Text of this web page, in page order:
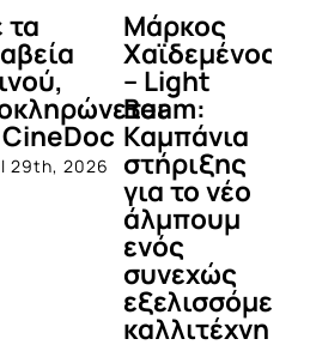
29th, 2026
Μάρκος
Χαϊδεμένος
– Light
Beam:
Καμπάνια
στήριξης
για το νέο
άλμπουμ
ενός
συνεχώς
καλλιτέχνη